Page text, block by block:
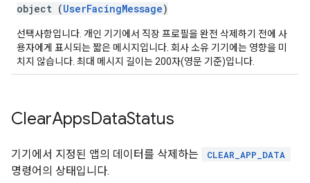
object (UserFacingMessage)
선택사항입니다. 개인 기기에서 직장 프로필을 완전 삭제하기 전에 사
용자에게 표시되는 짧은 메시지입니다. 회사 소유 기기에는 영향을 미
치지 않습니다. 최대 메시지 길이는 200자(영문 기준)입니다.
ClearAppsDataStatus
기기에서 지정된 앱의 데이터를 삭제하는 CLEAR_APP_DATA
명령어의 상태입니다.